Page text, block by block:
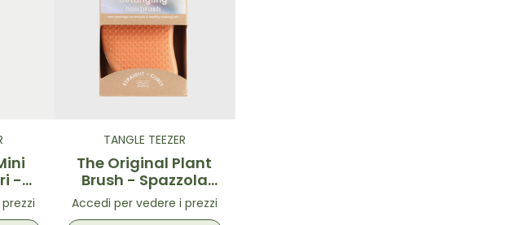
-
TANGLE TEEZER
The Original Plant
Brush - Spazzola
districante
arancione
Accedi per vedere i prezzi